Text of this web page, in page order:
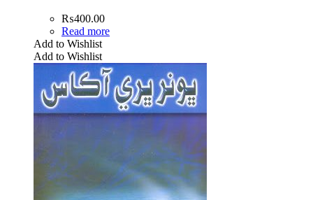
₨400.00
Read more
Add to Wishlist
Add to Wishlist